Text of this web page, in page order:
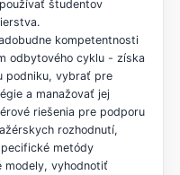
študentov
kompetentnosti
odbytového cyklu - získa
podniku, vybrať pre
a manažovať jej
riešenia pre podporu
rozhodnutí,
metódy
modely, vyhodnotiť